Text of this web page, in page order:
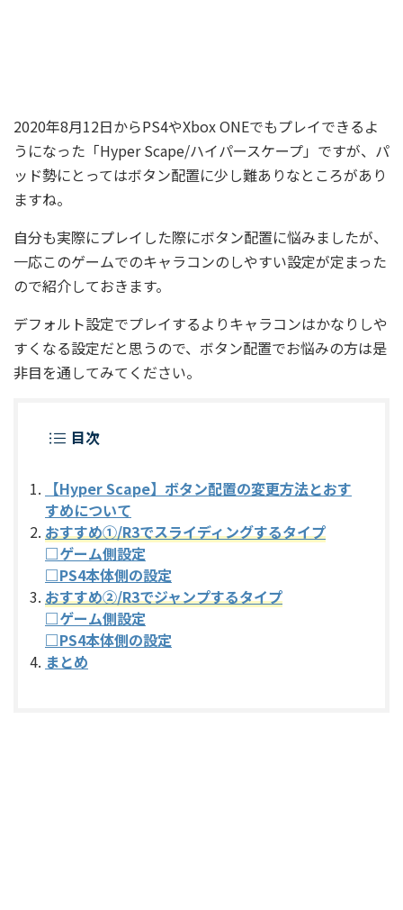
2020年8月12日からPS4やXbox ONEでもプレイできるよ
うになった「Hyper Scape/ハイパースケープ」ですが、パ
ッド勢にとってはボタン配置に少し難ありなところがあり
ますね。
自分も実際にプレイした際にボタン配置に悩みましたが、
一応このゲームでのキャラコンのしやすい設定が定まった
ので紹介しておきます。
デフォルト設定でプレイするよりキャラコンはかなりしや
すくなる設定だと思うので、ボタン配置でお悩みの方は是
非目を通してみてください。
目次
【Hyper Scape】ボタン配置の変更方法とおす
すめについて
おすすめ①/R3でスライディングするタイプ
□ゲーム側設定
□PS4本体側の設定
おすすめ②/R3でジャンプするタイプ
□ゲーム側設定
□PS4本体側の設定
まとめ